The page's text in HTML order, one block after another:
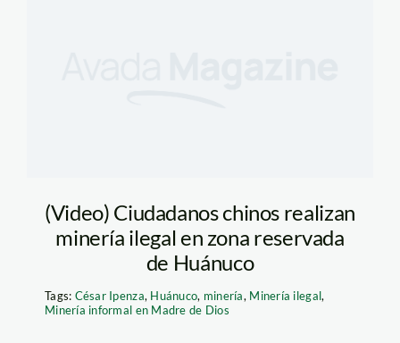
(Video) Ciudadanos chinos realizan
minería ilegal en zona reservada
de Huánuco
Tags: César Ipenza, Huánuco, minería, Minería ilegal,
Minería informal en Madre de Dios